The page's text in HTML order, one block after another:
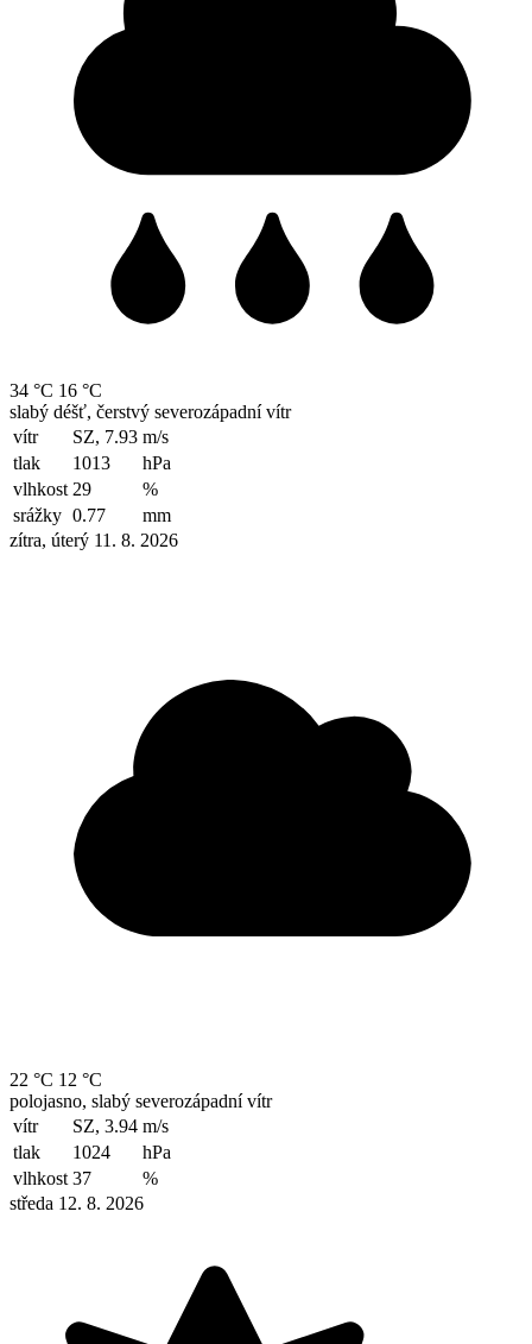
34 °C 16 °C
slabý déšť, čerstvý severozápadní vítr
vítr
SZ, 7.93 m/s
tlak
1013
hPa
vlhkost 29
%
srážky 0.77
mm
zítra, úterý 11. 8. 2026
22 °C 12 °C
polojasno, slabý severozápadní vítr
vítr
SZ, 3.94 m/s
tlak
1024
hPa
vlhkost 37
%
středa 12. 8. 2026